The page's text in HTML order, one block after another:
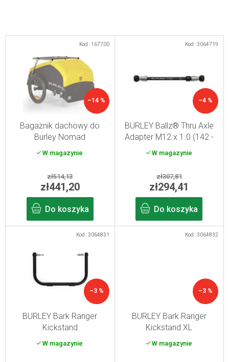
w
–14 %
Bagażnik dachowy do
Burley Nomad
W magazynie
zł514,13
zł441,20
Do koszyka
Kod : 167700
–4 %
BURLEY Ballz® Thru Axle
Adapter M12 x 1.0 (142 -
148 mm)
W magazynie
zł307,81
zł294,41
Do koszyka
Kod :3064719
–3 %
BURLEY Bark Ranger
Kickstand
W magazynie
Kod :3064831
–3 %
BURLEY Bark Ranger
Kickstand XL
W magazynie
Kod :3064832